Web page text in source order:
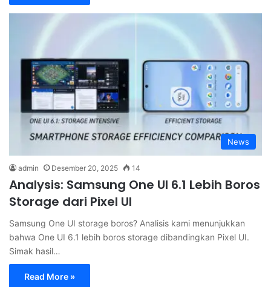
News
admin Desember 20, 2025 14
Analysis: Samsung One UI 6.1 Lebih Boros
Storage dari Pixel UI
Samsung One UI storage boros? Analisis kami menunjukkan
bahwa One UI 6.1 lebih boros storage dibandingkan Pixel UI.
Simak hasil…
Read More »